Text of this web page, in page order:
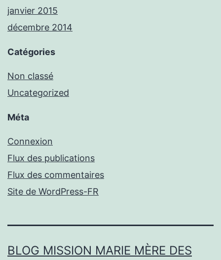
janvier 2015
décembre 2014
Catégories
Non classé
Uncategorized
Méta
Connexion
Flux des publications
Flux des commentaires
Site de WordPress-FR
BLOG MISSION MARIE MÈRE DES